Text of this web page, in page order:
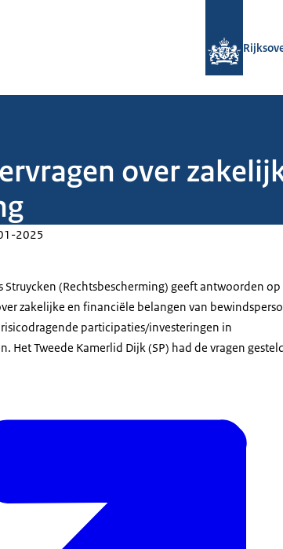
over
2025
Struycken (Rechtsbescherming) geeft antwoorden op
zakelijke en financiële belangen van
participaties/investeringen in
Het Tweede Kamerlid Dijk (SP) had de vragen